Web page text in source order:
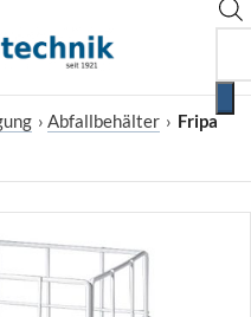
› Abfallbehälter › Fripa